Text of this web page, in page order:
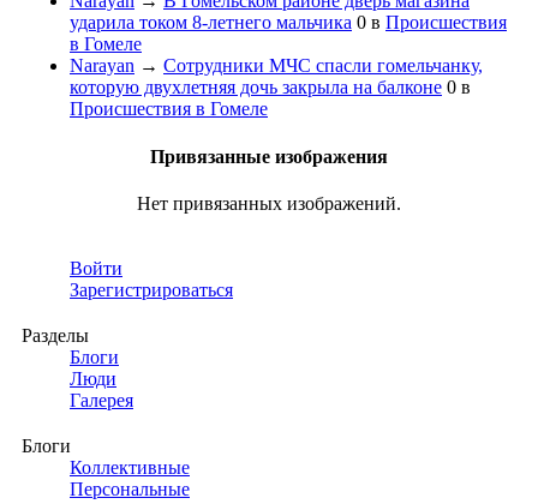
ударила током 8-летнего мальчика 0 в Происшествия
в Гомеле
Narayan → Сотрудники МЧС спасли гомельчанку,
которую двухлетняя дочь закрыла на балконе 0 в
Происшествия в Гомеле
Привязанные изображения
Нет привязанных изображений.
Войти
Зарегистрироваться
Разделы
Блоги
Люди
Галерея
Блоги
Коллективные
Персональные